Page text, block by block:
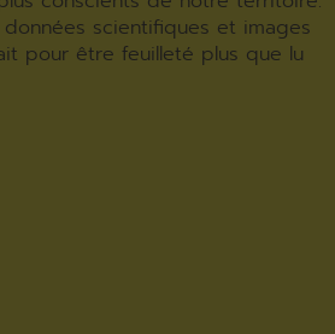
scientifiques et images
pour être feuilleté plus que lu